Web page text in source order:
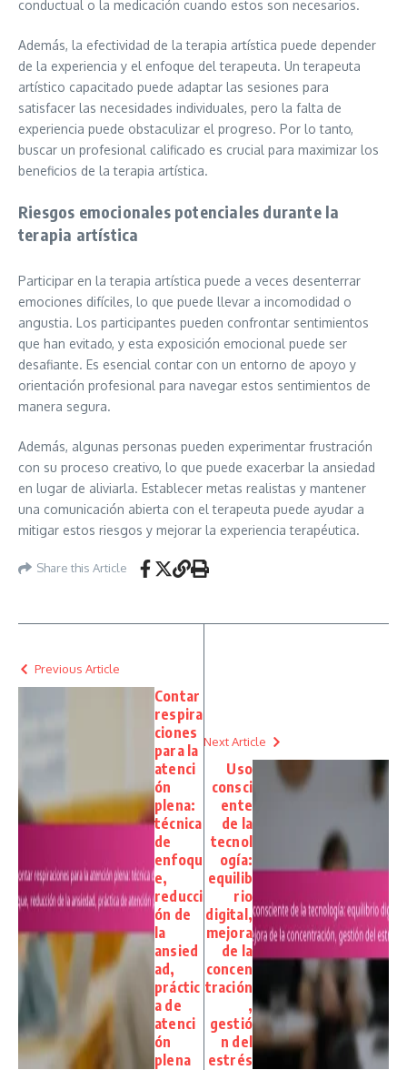
conductual o la medicación cuando estos son necesarios.
Además, la efectividad de la terapia artística puede depender
de la experiencia y el enfoque del terapeuta. Un terapeuta
artístico capacitado puede adaptar las sesiones para
satisfacer las necesidades individuales, pero la falta de
experiencia puede obstaculizar el progreso. Por lo tanto,
buscar un profesional calificado es crucial para maximizar los
beneficios de la terapia artística.
Riesgos emocionales potenciales durante la
terapia artística
Participar en la terapia artística puede a veces desenterrar
emociones difíciles, lo que puede llevar a incomodidad o
angustia. Los participantes pueden confrontar sentimientos
que han evitado, y esta exposición emocional puede ser
desafiante. Es esencial contar con un entorno de apoyo y
orientación profesional para navegar estos sentimientos de
manera segura.
Además, algunas personas pueden experimentar frustración
con su proceso creativo, lo que puede exacerbar la ansiedad
en lugar de aliviarla. Establecer metas realistas y mantener
una comunicación abierta con el terapeuta puede ayudar a
mitigar estos riesgos y mejorar la experiencia terapéutica.
Share this Article
Previous Article
Contar
respira
ciones
para la
atenci
ón
plena:
técnica
de
enfoqu
e,
reducci
ón de
la
ansied
ad,
práctic
a de
atenci
ón
plena
Next Article
Uso
consci
ente
de la
tecnol
ogía:
equilib
rio
digital,
mejora
de la
concen
tración
,
gestió
n del
estrés